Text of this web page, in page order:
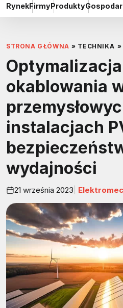
RynekFirmyProdukty
STRONA GŁÓWNA » TECHNIKA »
Optymalizacja
okablowania
instalacjach
wydajności
21 września 2023